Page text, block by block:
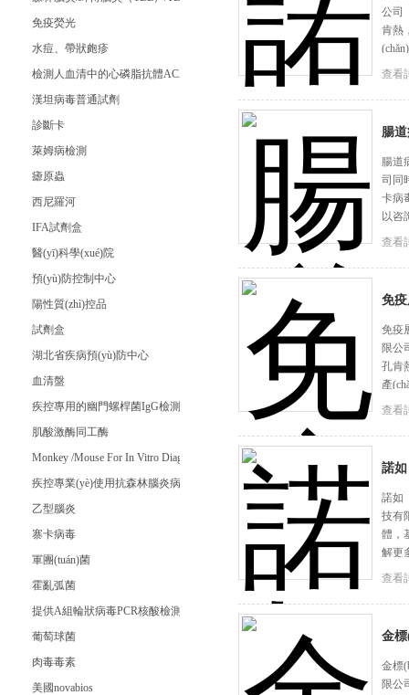
免疫熒光
水痘、帶狀皰疹
檢測人血清中的心磷脂抗體ACA（臨床）
漢坦病毒普通試劑
診斷卡
萊姆病檢測
瘧原蟲
西尼羅河
IFA試劑盒
醫(yī)科學(xué)院
預(yù)防控制中心
陽性質(zhì)控品
試劑盒
湖北省疾病預(yù)防中心
血清盤
疾控專用的幽門螺桿菌IgG檢測試劑
肌酸激酶同工酶
Monkey /Mouse For In Vitro Diagnostic
疾控專業(yè)使用抗森林腦炎病毒抗體IgM試劑盒
乙型腦炎
寨卡病毒
軍團(tuán)菌
霍亂弧菌
提供A組輪狀病毒PCR核酸檢測試劑盒
葡萄球菌
肉毒毒素
美國novabios
公司
肯熱
查看
腸
腸道
司同
卡病
以咨
查看
免
免疫
限公
孔肯
產
查看
諾
諾如
技有
體，
解更
查看
金
金標
限公